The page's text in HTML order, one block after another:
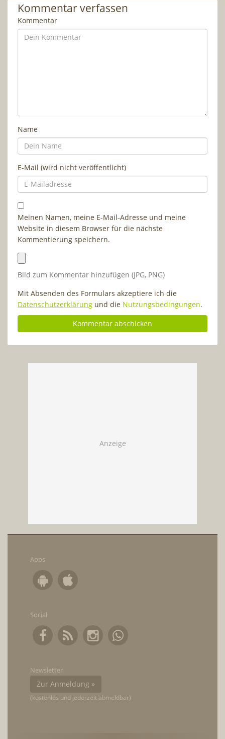
Kommentar verfassen
Kommentar
Name
E-Mail (wird nicht veröffentlicht)
Meinen Namen, meine E-Mail-Adresse und meine
Website in diesem Browser für die nächste
Kommentierung speichern.
Bild zum Kommentar hinzufügen (JPG, PNG)
Mit Absenden des Formulars akzeptiere ich die
Datenschutzerklärung und die Nutzungsbedingungen.
Apps
Social
Newsletter
Zur Anmeldung »
(kostenlos und jederzeit abmeldbar)